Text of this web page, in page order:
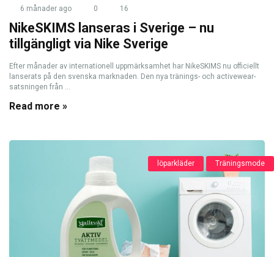
6 månader ago 0 16
NikeSKIMS lanseras i Sverige – nu
tillgängligt via Nike Sverige
Efter månader av internationell uppmärksamhet har NikeSKIMS nu officiellt
lanserats på den svenska marknaden. Den nya tränings- och activewear-
satsningen från ...
Read more »
löparkläder Träningsmode